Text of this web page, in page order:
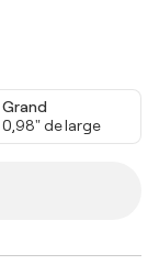
Grand
0,98" de large